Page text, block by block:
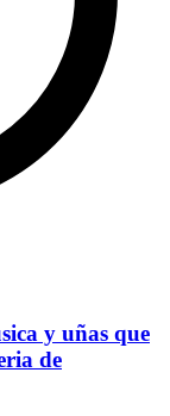
y uñas que
de